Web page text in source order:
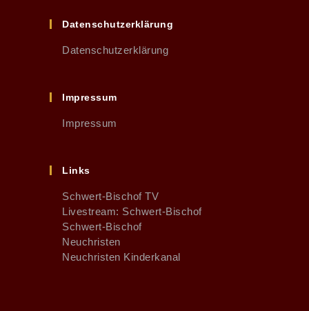
Datenschutzerklärung
Datenschutzerklärung
Impressum
Impressum
Links
Schwert-Bischof TV
Livestream: Schwert-Bischof
Schwert-Bischof
Neuchristen
Neuchristen Kinderkanal